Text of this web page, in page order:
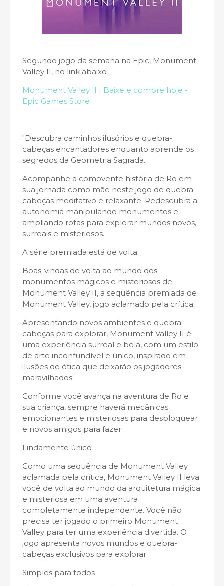
Segundo jogo da semana na Epic, Monument
Valley II, no link abaixo
Monument Valley II | Baixe e compre hoje -
Epic Games Store
"Descubra caminhos ilusórios e quebra-
cabeças encantadores enquanto aprende os
segredos da Geometria Sagrada.
Acompanhe a comovente história de Ro em
sua jornada como mãe neste jogo de quebra-
cabeças meditativo e relaxante. Redescubra a
autonomia manipulando monumentos e
ampliando rotas para explorar mundos novos,
surreais e misteriosos.
A série premiada está de volta
Boas-vindas de volta ao mundo dos
monumentos mágicos e misteriosos de
Monument Valley II, a sequência premiada de
Monument Valley, jogo aclamado pela crítica.
Apresentando novos ambientes e quebra-
cabeças para explorar, Monument Valley II é
uma experiência surreal e bela, com um estilo
de arte inconfundível e único, inspirado em
ilusões de ótica que deixarão os jogadores
maravilhados.
Conforme você avança na aventura de Ro e
sua criança, sempre haverá mecânicas
emocionantes e misteriosas para desbloquear
e novos amigos para fazer.
Lindamente único
Como uma sequência de Monument Valley
aclamada pela crítica, Monument Valley II leva
você de volta ao mundo da arquitetura mágica
e misteriosa em uma aventura
completamente independente. Você não
precisa ter jogado o primeiro Monument
Valley para ter uma experiência divertida. O
jogo apresenta novos mundos e quebra-
cabeças exclusivos para explorar.
Simples para todos